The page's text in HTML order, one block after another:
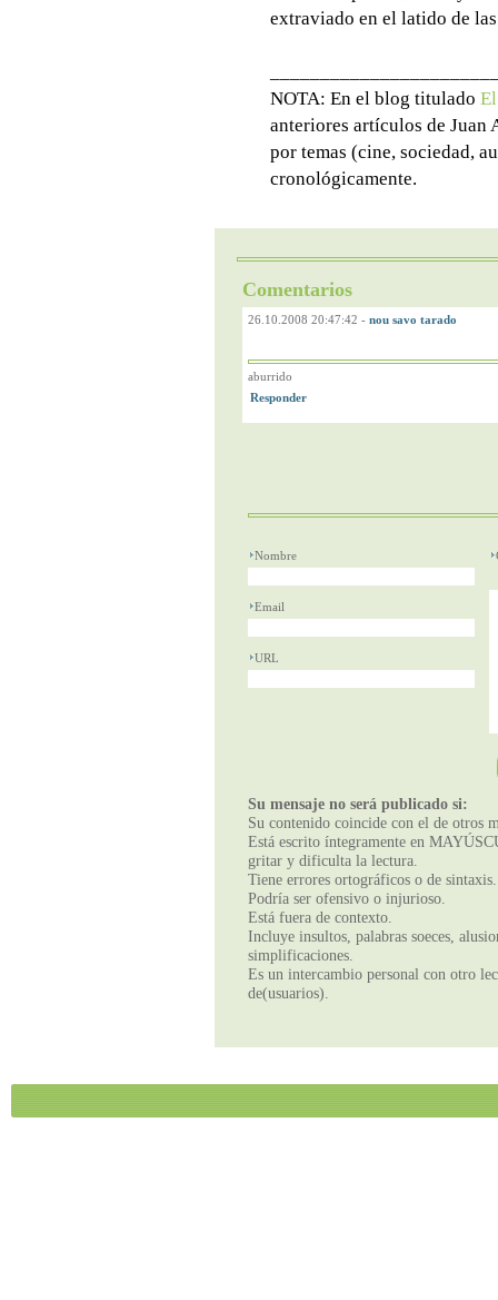
extraviado en el latido de
NOTA: En el blog titulado
anteriores artículos de Juan
por temas (cine, sociedad,
cronológicamente.
Comentarios
26.10.2008 20:47:42 - nou savo tarado
aburrido
Nombre
Email
URL
Su mensaje no será publicado si:
Su contenido coincide con el de otros
Está escrito íntegramente en
gritar y dificulta la lectura.
Tiene errores ortográficos o de sintaxis.
Podría ser ofensivo o injurioso.
Está fuera de contexto.
Incluye insultos, palabras soeces,
simplificaciones.
Es un intercambio personal con otro
de(usuarios).